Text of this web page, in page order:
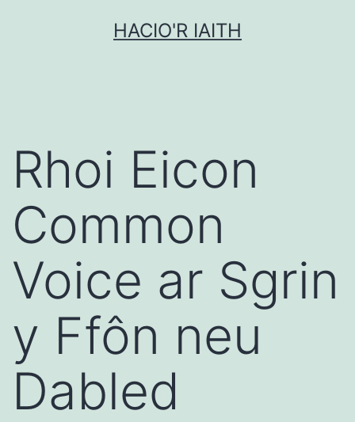
HACIO'R IAITH
Rhoi Eicon
Common
Voice ar Sgrin
y Ffôn neu
Dabled